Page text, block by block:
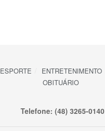
ESPORTE ENTRETENIMENTO
OBITUÁRIO
Telefone: (48) 3265-0140